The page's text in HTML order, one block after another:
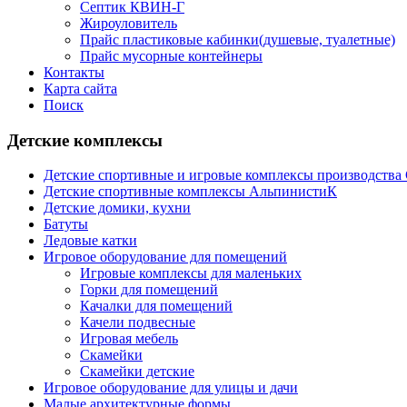
Септик КВИН-Г
Жироуловитель
Прайс пластиковые кабинки(душевые, туалетные)
Прайс мусорные контейнеры
Контакты
Карта сайта
Поиск
Детские комплексы
Детские спортивные и игровые комплексы
Детские спортивные комплексы АльпинистиК
Детские домики, кухни
Батуты
Ледовые катки
Игровое оборудование для помещений
Игровые комплексы для маленьких
Горки для помещений
Качалки для помещений
Качели подвесные
Игровая мебель
Скамейки
Скамейки детские
Игровое оборудование для улицы и дачи